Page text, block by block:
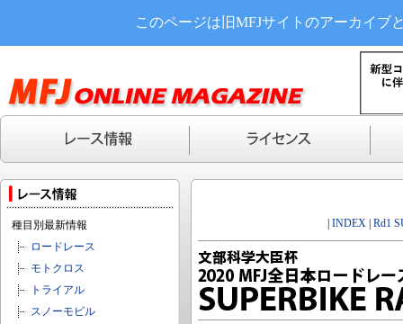
このページは旧MFJサイトのアーカイブ
種目別最新情報
ロードレース
モトクロス
トライアル
スノーモビル
INDEX Rd1